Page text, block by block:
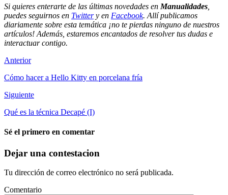
Si quieres enterarte de las últimas novedades en Manualidades
puedes seguirnos en Twittery en Facebook. Allí publicamos
diariamente sobre esta temática ¡no te pierdas ninguno de nuestros
artículos! Además, estaremos encantados de resolver tus dudas e
interactuar contigo.
Anterior
Cómo hacer a Hello Kitty en porcelana fría
Siguiente
Qué es la técnica Decapé (I)
Sé el primero en comentar
Dejar una contestacion
Tu dirección de correo electrónico no será publicada.
Comentario